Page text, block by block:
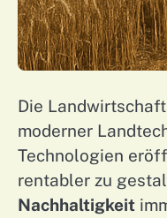
Die
moderner
Technologien
rentabler zu
Nachhaltigkeit